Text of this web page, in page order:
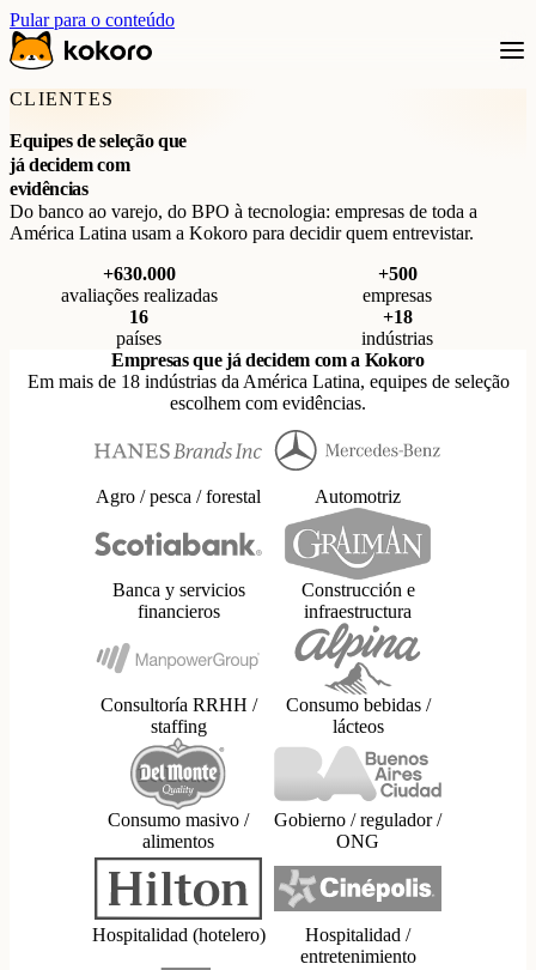
Pular para o conteúdo
CLIENTES
Equipes de seleção que
já decidem com
evidências
Do banco ao varejo, do BPO à tecnologia: empresas de toda a
América Latina usam a Kokoro para decidir quem entrevistar.
+630.000
avaliações realizadas
+500
empresas
16
países
+18
indústrias
Empresas que já decidem com a Kokoro
Em mais de 18 indústrias da América Latina, equipes de seleção
escolhem com evidências.
Agro / pesca / forestal Automotriz
Banca y servicios
financieros
Construcción e
infraestructura
Consultoría RRHH /
staffing
Consumo bebidas /
lácteos
Consumo masivo /
alimentos
Gobierno / regulador /
ONG
Hospitalidad (hotelero)
Hospitalidad /
entretenimiento